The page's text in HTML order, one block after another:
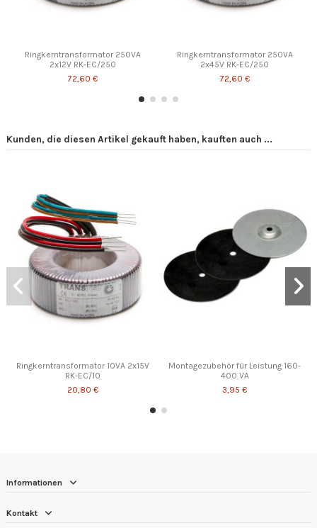
Ringkerntransformator 250VA
2x12V RK-EC/250
72,60 €
Ringkerntransformator 250VA
2x45V RK-EC/250
72,60 €
Kunden, die diesen Artikel gekauft haben, kauften auch ...
Ringkerntransformator 10VA 2x15V
RK-EC/10
20,80 €
Montagezubehör für Leistung 160-
400 VA
3,95 €
Informationen
Kontakt